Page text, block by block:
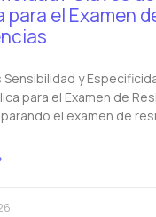
para el Examen
Sensibilidad y
para el Examen de
el examen de